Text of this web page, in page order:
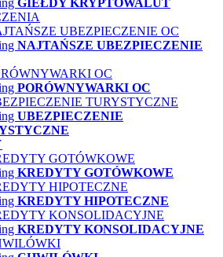
GIEŁDY KRYPTOWALUT
NAJTAŃSZE UBEZPIECZENIE
PORÓWNYWARKI OC
UBEZPIECZENIE
KREDYTY GOTÓWKOWE
KREDYTY HIPOTECZNE
KREDYTY KONSOLIDACYJNE